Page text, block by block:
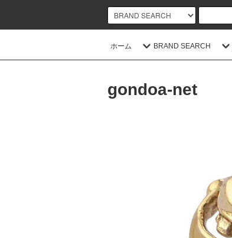
ホーム BRAND SEARCH
gondoa-net